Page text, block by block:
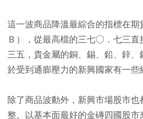
這一波商品降溫最綜合的指標在期
Ｂ），從最高檔的三七○．七三直
三五，貴金屬的銅、錫、鉛、鋅
於受到通膨壓力的新興國家有一些
除了商品波動外，新興市場股市也
整。以基本面最好的金磚四國股市